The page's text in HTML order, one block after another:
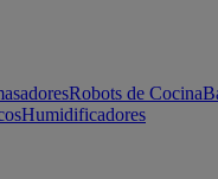
Robots de Cocina
Humidificadores